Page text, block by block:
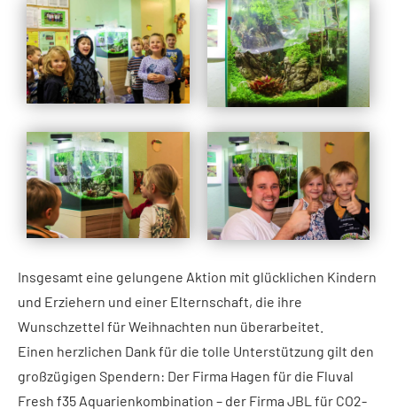
Insgesamt eine gelungene Aktion mit glücklichen Kindern
und Erziehern und einer Elternschaft, die ihre
Wunschzettel für Weihnachten nun überarbeitet.
Einen herzlichen Dank für die tolle Unterstützung gilt den
großzügigen Spendern: Der Firma Hagen für die Fluval
Fresh f35 Aquarienkombination – der Firma JBL für CO2-